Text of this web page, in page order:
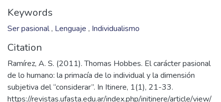
Keywords
Ser pasional, Lenguaje , Individualismo
Citation
Ramírez, A. S. (2011). Thomas Hobbes. El carácter pasional
de lo humano: la primacía de lo individual y la dimensión
subjetiva del “considerar”. In Itinere, 1(1), 21-33.
https://revistas.ufasta.edu.ar/index.php/initinere/article/view/